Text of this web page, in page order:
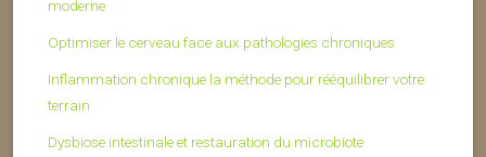
moderne
Optimiser le cerveau face aux pathologies chroniques
Inflammation chronique la méthode pour rééquilibrer votre
terrain
Dysbiose intestinale et restauration du microbiote